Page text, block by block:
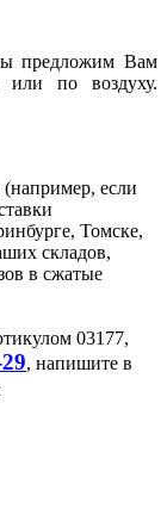
предложим Вам
или по воздуху.
если
Томске,
складов,
в сжатые
03177,
, напишите в